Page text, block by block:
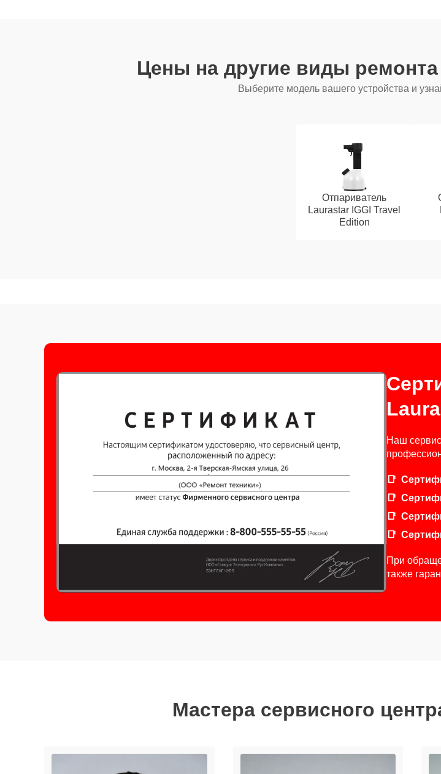
Цены на другие виды ремонта
Выберите модель вашего устройства и
Отпариватель
Laurastar IGGI Travel
Edition
Наш
При
также
Мастера сервисного